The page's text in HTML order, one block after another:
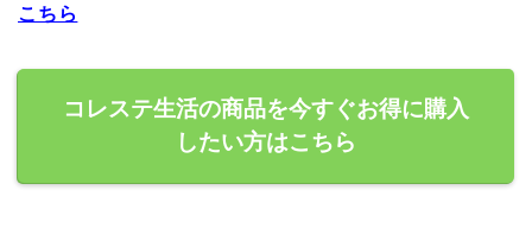
こちら
コレステ生活の商品を今すぐお得に購入
したい方はこちら